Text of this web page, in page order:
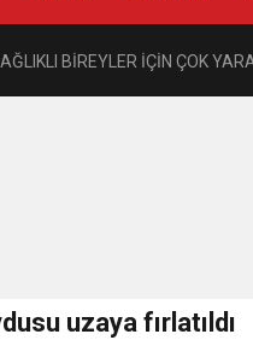
BİREYLER İÇİN ÇOK
uzaya fırlatıldı